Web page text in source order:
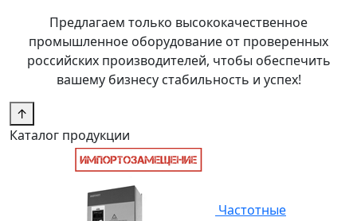
Предлагаем только высококачественное
промышленное оборудование от проверенных
российских производителей, чтобы обеспечить
вашему бизнесу стабильность и успех!
↑
Каталог продукции
Частотные